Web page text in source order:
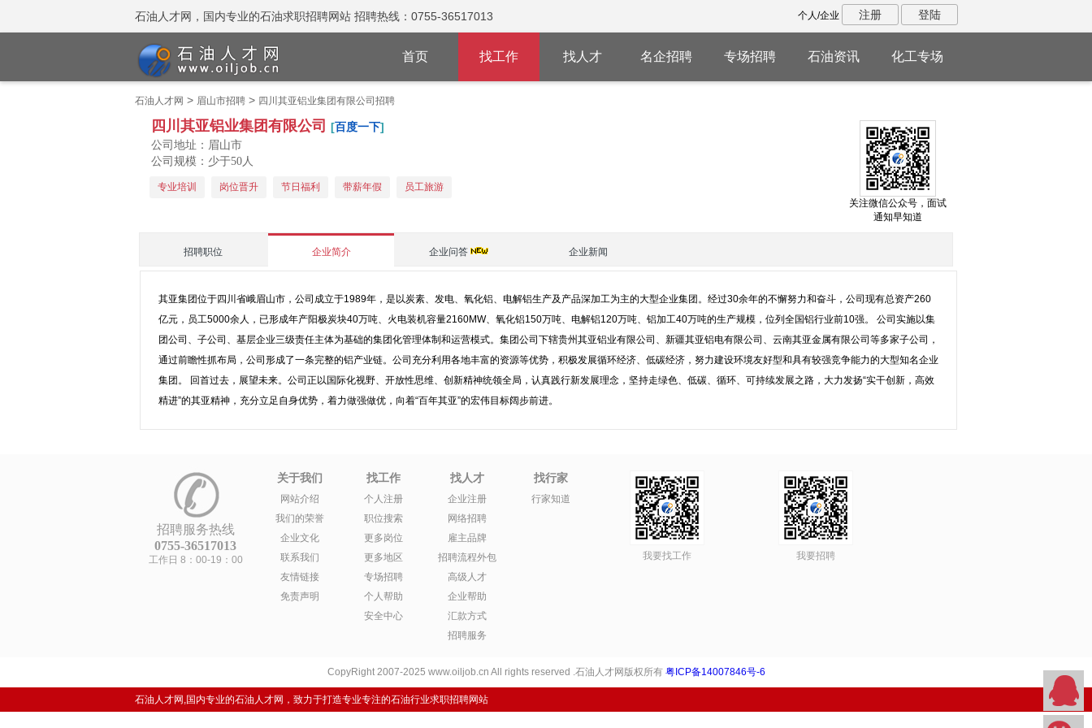
石油人才网，国内专业的石油求职招聘网站 招聘热线：0755-36517013 个人/企业 注册 登陆
首页 找工作 找人才 名企招聘 专场招聘 石油资讯 化工专场
石油人才网 > 眉山市招聘> 四川其亚铝业集团有限公司招聘
四川其亚铝业集团有限公司 [百度一下]
公司地址：眉山市
公司规模：少于50人
专业培训 岗位晋升 节日福利 带薪年假
员工旅游
关注微信公众号，面试
通知早知道
招聘职位 企业简介 企业问答 企业新闻
其亚集团位于四川省峨眉山市，公司成立于1989年，是以炭素、发电、氧化铝、电解铝生产及产品深加工为主的大型企业集团。经过30余年的不懈努力和奋斗，公司现有总资产260
亿元，员工5000余人，已形成年产阳极炭块40万吨、火电装机容量2160MW、氧化铝150万吨、电解铝120万吨、铝加工40万吨的生产规模，位列全国铝行业前10强。 公司实施以集
团公司、子公司、基层企业三级责任主体为基础的集团化管理体制和运营模式。集团公司下辖贵州其亚铝业有限公司、新疆其亚铝电有限公司、云南其亚金属有限公司等多家子公司，
通过前瞻性抓布局，公司形成了一条完整的铝产业链。公司充分利用各地丰富的资源等优势，积极发展循环经济、低碳经济，努力建设环境友好型和具有较强竞争能力的大型知名企业
集团。 回首过去，展望未来。公司正以国际化视野、开放性思维、创新精神统领全局，认真践行新发展理念，坚持走绿色、低碳、循环、可持续发展之路，大力发扬“实干创新，高效
精进”的其亚精神，充分立足自身优势，着力做强做优，向着“百年其亚”的宏伟目标阔步前进。
招聘服务热线
0755-36517013
工作日 8：00-19：00
关于我们
网站介绍
我们的荣誉
企业文化
联系我们
友情链接
免责声明
找工作
个人注册
职位搜索
更多岗位
更多地区
专场招聘
个人帮助
安全中心
找人才
企业注册
网络招聘
雇主品牌
招聘流程外包
高级人才
企业帮助
汇款方式
招聘服务
找行家
行家知道
我要找工作 我要招聘
CopyRight 2007-2025 www.oiljob.cn All rights reserved .石油人才网版权所有 粤ICP备14007846号-6
石油人才网,国内专业的石油人才网，致力于打造专业专注的石油行业求职招聘网站